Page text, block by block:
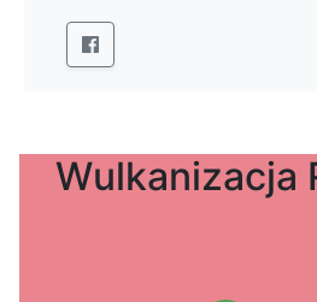
Wulkanizacja